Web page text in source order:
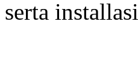
serta installasi